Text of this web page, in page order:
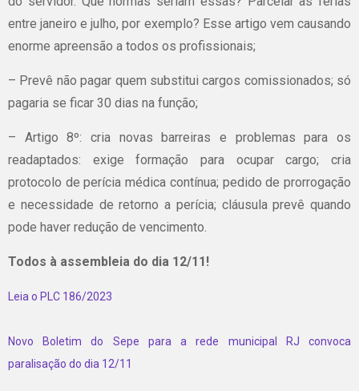
entre janeiro e julho, por exemplo? Esse artigo vem causando
enorme apreensão a todos os profissionais;
– Prevê não pagar quem substitui cargos comissionados; só
pagaria se ficar 30 dias na função;
– Artigo 8º: cria novas barreiras e problemas para os
readaptados: exige formação para ocupar cargo; cria
protocolo de perícia médica contínua; pedido de prorrogação
e necessidade de retorno a perícia; cláusula prevê quando
pode haver redução de vencimento.
Todos à assembleia do dia 12/11!
Leia o PLC 186/2023
Novo Boletim do Sepe para a rede municipal RJ convoca
paralisação do dia 12/11